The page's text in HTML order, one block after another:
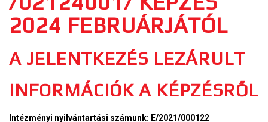
2024 FEBRUÁRJÁTÓL
A JELENTKEZÉS LEZÁRULT
INFORMÁCIÓK A KÉPZÉSRŐL
Intézményi nyilvántartási számunk: E/2021/000122